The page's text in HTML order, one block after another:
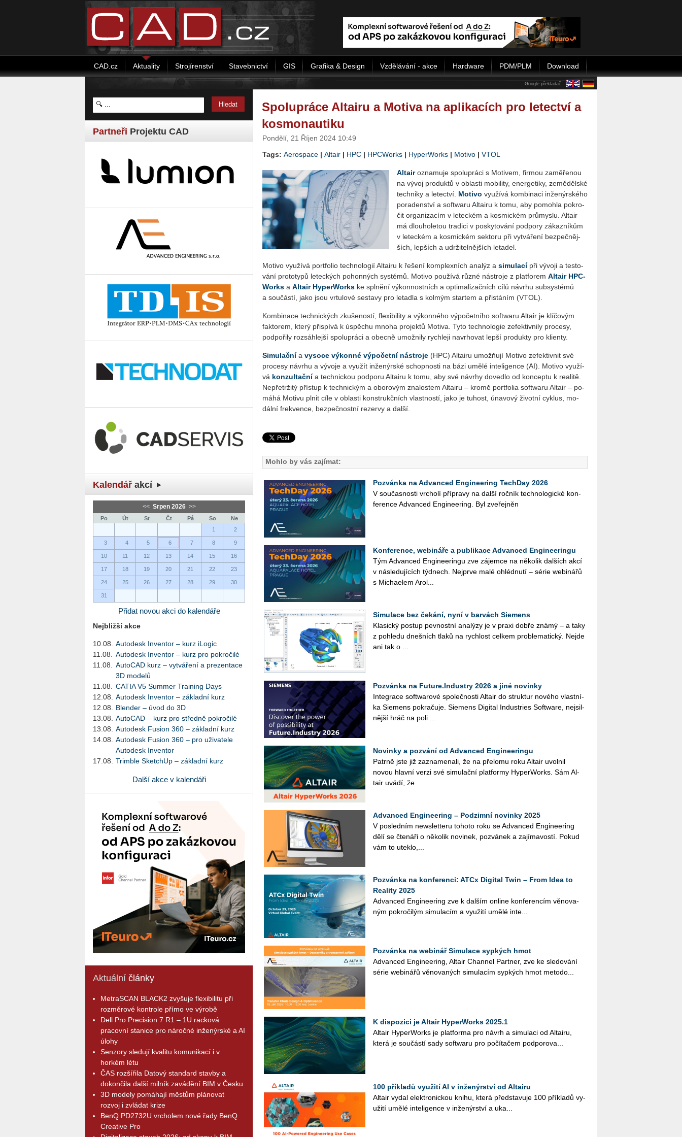
CAD.cz Aktuality Strojírenství Stavebnictví GIS Grafika & Design Vzdělávání - akce Hardware PDM/PLM Download
Google překladač:
Partneři Projektu CAD
Kalendář akcí
<< Srpen 2026 >>
Po Út St Čt Pá So
Ne
1
2
3 4 5 6 7 8 9
10 11 12 13 14 15 16
17 18 19 20 21 22 23
24 25 26 27 28 29 30
31
Přidat novou akci do kalendáře
Nejbližší akce
10.08.
Autodesk Inventor – kurz iLogic
11.08.
Autodesk Inventor – kurz pro pokročilé
11.08.
AutoCAD kurz – vytváření a prezentace
3D modelů
11.08.
CATIA V5 Summer Training Days
12.08.
Autodesk Inventor – základní kurz
12.08.
Blender – úvod do 3D
13.08.
AutoCAD – kurz pro středně pokročilé
13.08.
Autodesk Fusion 360 – základní kurz
14.08.
Autodesk Fusion 360 – pro uživatele
Autodesk Inventor
17.08.
Trimble SketchUp – základní kurz
Další akce v kalendáři
Aktuální články
MetraSCAN BLACK2 zvyšuje flexibilitu při
rozměrové kontrole přímo ve výrobě
Dell Pro Precision 7 R1 – 1U racková
pracovní stanice pro náročné inženýrské a AI
úlohy
Senzory sledují kvalitu komunikací i v
horkém létu
ČAS rozšířila Datový standard stavby a
dokončila další milník zavádění BIM v Česku
3D modely pomáhají městům plánovat
rozvoj i zvládat krize
BenQ PD2732U vrcholem nové řady BenQ
Creative Pro
Spolupráce Altairu a Motiva na aplikacích pro letectví a
kosmonautiku
Pondělí, 21 Říjen 2024 10:49
Tags: Aerospace | Altair | HPC | HPCWorks | HyperWorks | Motivo | VTOL
Al­tairozna­mu­je spo­lu­prá­ci s Mo­ti­vem, fir­mou za­mě­ře­nou
na vývoj pro­duk­tů v ob­las­ti mo­bi­li­ty, ener­ge­ti­ky, ze­mě­děl­ské
tech­ni­ky a le­tec­tví. Mo­ti­vo vy­u­ží­vá kom­bi­na­ci in­že­nýr­ské­ho
po­ra­den­ství a soft­wa­ru Al­tai­ru k tomu, aby po­moh­la po­kro­
čit or­ga­ni­za­cím v le­tec­kém a kos­mic­kém prů­mys­lu. Al­tair
má dlou­ho­le­tou tra­di­ci v po­sky­to­vá­ní pod­po­ry zá­kaz­ní­kům
v le­tec­kém a kos­mic­kém sek­to­ru při vy­tvá­ře­ní bez­peč­něj­
ších, lep­ších a udr­ži­tel­něj­ších le­ta­del.
Mo­ti­vo vy­u­ží­vá port­fo­lio tech­no­lo­gií Al­tai­ru k ře­še­ní kom­plex­ních ana­lýz a si­mu­la­cípři vý­vo­ji a tes­to­
vá­ní pro­to­ty­pů le­tec­kých po­hon­ných sys­té­mů. Mo­ti­vo po­u­ží­vá různé ná­stro­je z plat­fo­rem Al­tair HPC­
Works a Al­tair Hy­per­Works ke spl­ně­ní vý­kon­nost­ních a op­ti­ma­li­zač­ních cílů ná­vr­hu sub­sys­té­mů
a sou­čás­tí, jako jsou vr­tu­lo­vé se­sta­vy pro le­ta­dla s kol­mým star­tem a při­stá­ním (VTOL).
Kom­bi­na­ce tech­nic­kých zku­še­nos­tí, fle­xi­bi­li­ty a vý­kon­né­ho vý­po­čet­ní­ho soft­wa­ru Al­tair je klí­čo­vým
fak­to­rem, který při­spí­vá k úspě­chu mnoha pro­jek­tů Mo­ti­va. Tyto tech­no­lo­gie ze­fek­tiv­ni­ly pro­ce­sy,
pod­po­ři­ly roz­sáh­lej­ší spo­lu­prá­ci a obec­ně umo­ž­ni­ly rych­le­ji na­vr­ho­vat lepší pro­duk­ty pro kli­en­ty.
Si­mu­lač­nía vy­so­ce vý­kon­né vý­po­čet­ní ná­stro­je (HPC) Al­tai­ru umo­ž­ňují Mo­ti­vo ze­fek­tiv­nit své
pro­ce­sy ná­vr­hu a vý­vo­je a vy­u­žít in­že­nýr­ské schop­nos­ti na bázi umělé in­te­li­gen­ce (AI). Mo­ti­vo vy­u­ží­
vá kon­zul­tač­nía tech­nic­kou pod­po­ru Al­tai­ru k tomu, aby své ná­vrhy do­ved­lo od kon­cep­tu k re­a­li­tě.
Ne­pře­tr­ži­tý pří­stup k tech­nic­kým a obo­ro­vým zna­los­tem Al­tai­ru – kromě port­fo­lia soft­wa­ru Al­tair – po­
má­há Mo­ti­vu plnit cíle v ob­las­ti kon­strukč­ních vlast­nos­tí, jako je tu­host, úna­vo­vý ži­vot­ní cyk­lus, mo­
dál­ní frek­ven­ce, bez­peč­nost­ní re­zer­vy a další.
Mohlo by vás zajímat:
Pozvánka na Advanced Engineering TechDay 2026
V sou­čas­nos­ti vr­cho­lí pří­pra­vy na další roč­ník tech­no­lo­gic­ké kon­
fe­ren­ce Advan­ced En­gi­nee­ring. Byl zve­řej­něn
Konference, webináře a publikace Advanced Engineeringu
Tým Advan­ced En­gi­nee­rin­gu zve zá­jem­ce na ně­ko­lik dal­ších akcí
v ná­sle­du­jí­cích týd­nech. Nej­pr­ve malé ohléd­nu­tí – série webi­ná­řů
s Mi­cha­e­lem Arol...
Simulace bez čekání, nyní v barvách Siemens
Kla­sic­ký po­stup pev­nost­ní ana­lý­zy je v praxi dobře známý – a taky
z po­hle­du dneš­ních tlaků na rych­lost cel­kem pro­ble­ma­tic­ký. Nejde
ani tak o ...
Pozvánka na Future.Industry 2026 a jiné novinky
In­te­gra­ce soft­wa­ro­vé spo­leč­nos­ti Al­tair do struk­tur no­vé­ho vlast­ní­
ka Sie­mens po­kra­ču­je. Sie­mens Di­gi­tal In­dustries Soft­ware, nej­sil­
něj­ší hráč na poli ...
Novinky a pozvání od Advanced Engineeringu
Pa­tr­ně jste již za­zna­me­na­li, že na pře­lo­mu roku Al­tair uvol­nil
novou hlav­ní verzi své si­mu­lač­ní plat­for­my Hy­perWorks. Sám Al­
tair uvádí, že
Advanced Engineering – Podzimní novinky 2025
V po­sled­ním news­let­te­ru to­ho­to roku se Advan­ced En­gi­nee­ring
dělí se čte­ná­ři o ně­ko­lik no­vi­nek, po­zvá­nek a za­jí­ma­vos­tí. Pokud
vám to uteklo,...
Pozvánka na konferenci: ATCx Digital Twin – From Idea to
Reality 2025
Advan­ced En­gi­nee­ring zve k dal­ším on­li­ne kon­fe­ren­cím vě­no­va­
ným po­kro­či­lým si­mu­la­cím a vy­u­ži­tí umělé in­te­...
Pozvánka na webinář Simulace sypkých hmot
Advan­ced En­gi­nee­ring, Altair Chan­nel Part­ner, zve ke sle­do­vá­ní
série webi­ná­řů vě­no­va­ných si­mu­la­cím syp­kých hmot me­to­do...
K dispozici je Altair HyperWorks 2025.1
Al­tair Hy­perWorks je plat­for­ma pro návrh a si­mu­la­ci od Al­tai­ru,
která je sou­čás­tí sady soft­wa­ru pro po­čí­ta­čem pod­po­ro­va...
100 příkladů využití AI v inženýrství od Altairu
Al­tair vydal elek­tro­nic­kou knihu, která před­sta­vu­je 100 pří­kla­dů vy­
u­ži­tí umělé in­te­li­gen­ce v in­že­nýr­ství a uka...